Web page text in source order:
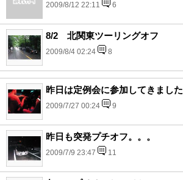
2009/8/12 22:11 6
8/2 北関東ツーリングオフ
2009/8/4 02:24 8
昨日は定例会に参加してきました
2009/7/27 00:24 9
昨日も突発プチオフ。。。
2009/7/9 23:47 11